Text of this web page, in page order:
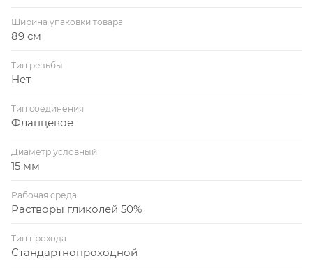
Ширина упаковки товара
89 см
Тип резьбы
Нет
Тип соединения
Фланцевое
Диаметр условный
15 мм
Рабочая среда
Растворы гликолей 50%
Тип прохода
Стандартнопроходной